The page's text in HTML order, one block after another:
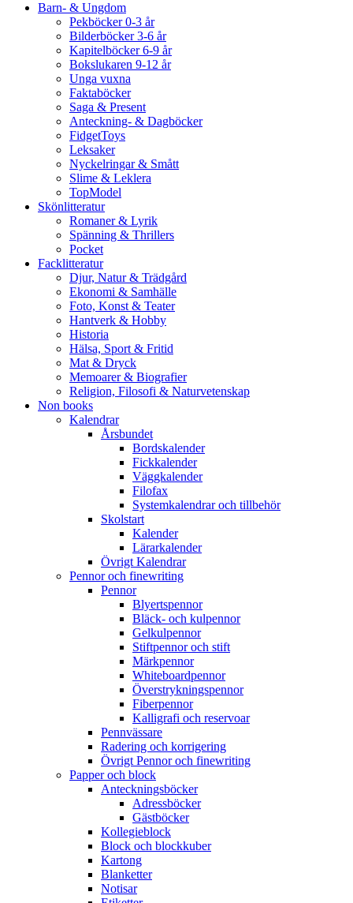
Barn- & Ungdom
Pekböcker 0-3 år
Bilderböcker 3-6 år
Kapitelböcker 6-9 år
Bokslukaren 9-12 år
Unga vuxna
Faktaböcker
Saga & Present
Anteckning- & Dagböcker
FidgetToys
Leksaker
Nyckelringar & Smått
Slime & Leklera
TopModel
Skönlitteratur
Romaner & Lyrik
Spänning & Thrillers
Pocket
Facklitteratur
Djur, Natur & Trädgård
Ekonomi & Samhälle
Foto, Konst & Teater
Hantverk & Hobby
Historia
Hälsa, Sport & Fritid
Mat & Dryck
Memoarer & Biografier
Religion, Filosofi & Naturvetenskap
Non books
Kalendrar
Årsbundet
Bordskalender
Fickkalender
Väggkalender
Filofax
Systemkalendrar och tillbehör
Skolstart
Kalender
Lärarkalender
Övrigt Kalendrar
Pennor och finewriting
Pennor
Blyertspennor
Bläck- och kulpennor
Gelkulpennor
Stiftpennor och stift
Märkpennor
Whiteboardpennor
Överstrykningspennor
Fiberpennor
Kalligrafi och reservoar
Pennvässare
Radering och korrigering
Övrigt Pennor och finewriting
Papper och block
Anteckningsböcker
Adressböcker
Gästböcker
Kollegieblock
Block och blockkuber
Kartong
Blanketter
Notisar